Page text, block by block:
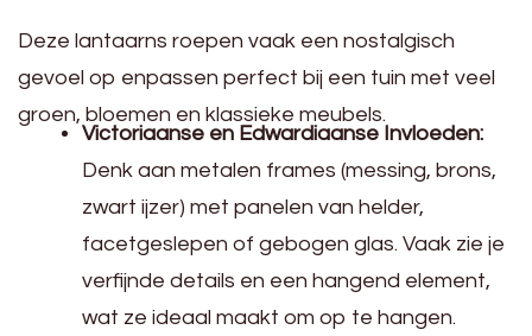
Deze lantaarns roepen vaak een nostalgisch
gevoel op enpassen perfect bij een tuin met veel
groen, bloemen en klassieke meubels.
Victoriaanse en Edwardiaanse Invloeden:
Denk aan metalen frames (messing, brons,
zwart ijzer) met panelen van helder,
facetgeslepen of gebogen glas. Vaak zie je
verfijnde details en een hangend element,
wat ze ideaal maakt om op te hangen.